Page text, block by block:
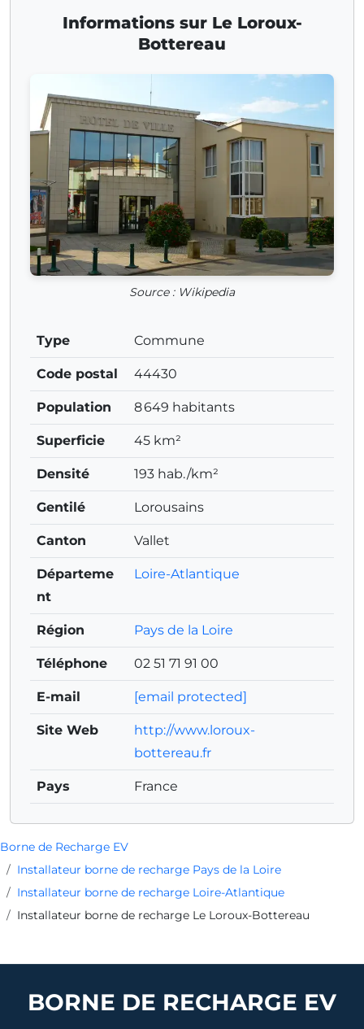
Borne de Recharge EV
Installateur borne de recharge Pays de la Loire
Installateur borne de recharge Loire-Atlantique
Installateur borne de recharge Le Loroux-Bottereau
Informations sur Le Loroux-
Bottereau
Source : Wikipedia
Type Commune
Code postal 44430
Population 8 649 habitants
Superficie 45 km²
Densité 193 hab./km²
Gentilé Lorousains
Canton Vallet
Départeme
nt
Loire-Atlantique
Région Pays de la Loire
Téléphone 02 51 71 91 00
E-mail [email protected]
Site Web
http://www.loroux-
bottereau.fr
Pays France
BORNE DE RECHARGE EV